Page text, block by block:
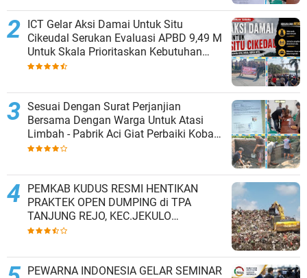
ICT Gelar Aksi Damai Untuk Situ
Cikeudal Serukan Evaluasi APBD 9,49 M
Untuk Skala Prioritaskan Kebutuhan
Dasar Masyarakat Belum Saat nya
Sesuai Dengan Surat Perjanjian
Bersama Dengan Warga Untuk Atasi
Limbah - Pabrik Aci Giat Perbaiki Kobak
Penampungan Air
PEMKAB KUDUS RESMI HENTIKAN
PRAKTEK OPEN DUMPING di TPA
TANJUNG REJO, KEC.JEKULO
KAB.KUDUS,BERLAKUKAN SISTEM
PEWARNA INDONESIA GELAR SEMINAR